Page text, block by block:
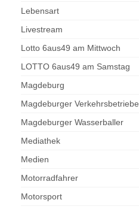
Lebensart
Livestream
Lotto 6aus49 am Mittwoch
LOTTO 6aus49 am Samstag
Magdeburg
Magdeburger Verkehrsbetriebe
Magdeburger Wasserballer
Mediathek
Medien
Motorradfahrer
Motorsport